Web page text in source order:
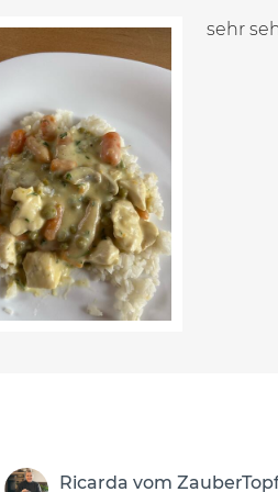
sehr
Ricarda vom